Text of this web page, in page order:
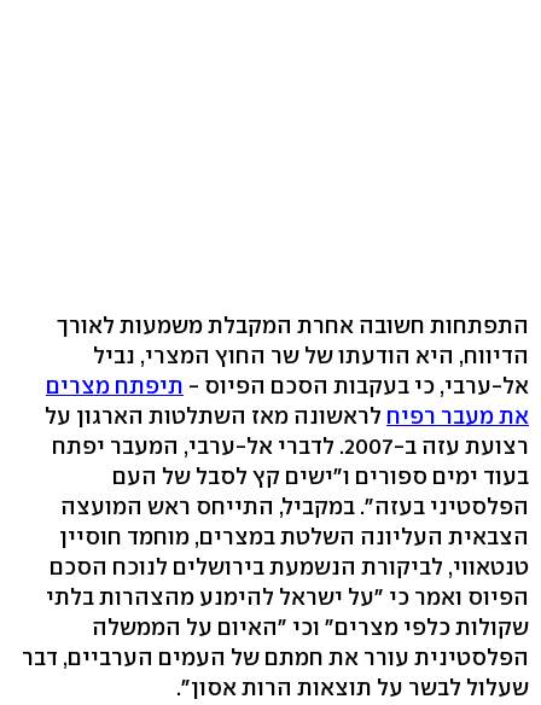
התפתחות חשובה אחרת המקבלת משמעות לאורך
הדיווח, היא הודעתו של שר החוץ המצרי, נביל
אל-ערבי, כי בעקבות הסכם הפיוס - תיפתח מצרים
את מעבר רפיח לראשונה מאז השתלטות הארגון על
רצועת עזה ב-2007. לדברי אל-ערבי, המעבר יפתח
בעוד ימים ספורים ו"ישים קץ לסבל של העם
הפלסטיני בעזה". במקביל, התייחס ראש המועצה
הצבאית העליונה השלטת במצרים, מוחמד חוסיין
טנטאווי, לביקורת הנשמעת בירושלים לנוכח הסכם
הפיוס ואמר כי "על ישראל להימנע מהצהרות בלתי
שקולות כלפי מצרים" וכי "האיום על הממשלה
הפלסטינית עורר את חמתם של העמים הערביים, דבר
שעלול לבשר על תוצאות הרות אסון".